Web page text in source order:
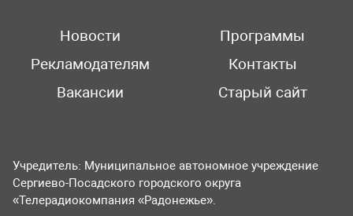
Новости
Программы
Рекламодателям
Контакты
Вакансии
Старый сайт
Учредитель: Муниципальное автономное учреждение
Сергиево-Посадского городского округа
«Телерадиокомпания «Радонежье».